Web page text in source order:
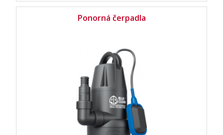
Ponorná čerpadla